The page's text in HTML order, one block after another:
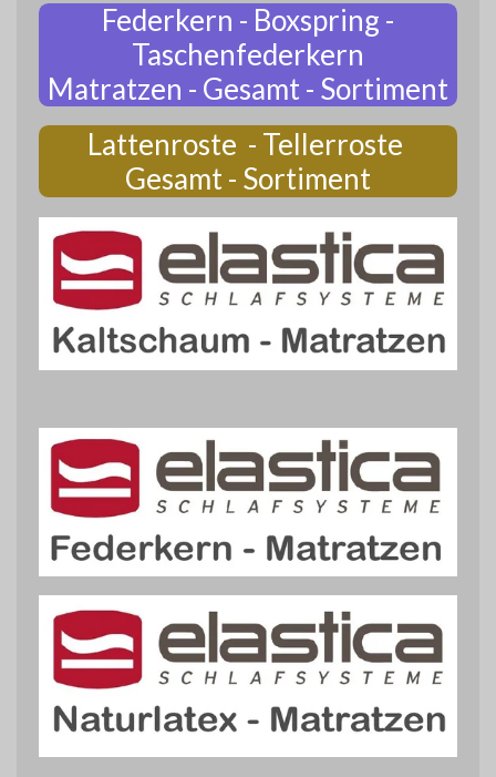
Federkern - Boxspring -
Taschenfederkern
Matratzen - Gesamt - Sortiment
Lattenroste - Tellerroste
Gesamt - Sortiment